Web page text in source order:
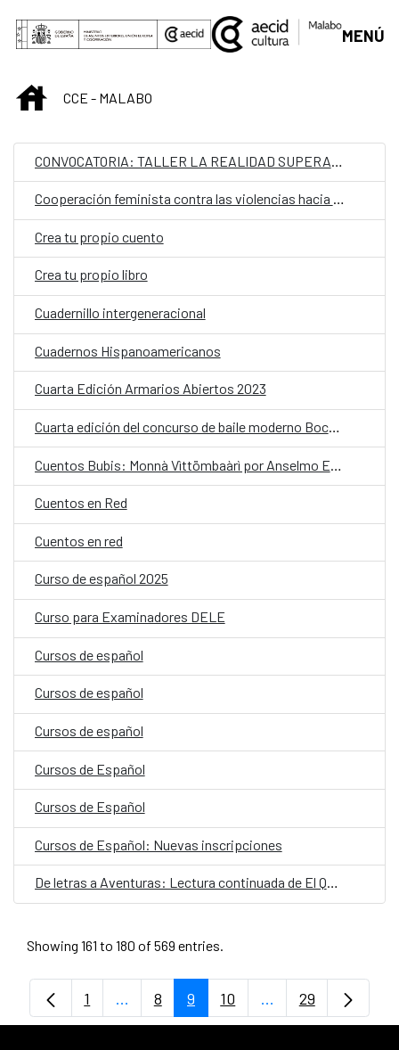
Skip to Main Content
MENÚ
INICIOCCE - MALABO
Cooperación feminista contra las violencias hacia mujeres y niñas en todo el mundo
Crea tu propio cuento
Crea tu propio libro
Cuadernillo intergeneracional
Cuadernos Hispanoamericanos
Cuarta Edición Armarios Abiertos 2023
Cuarta edición del concurso de baile moderno Boco dance
Cuentos en Red
Cuentos en red
Curso de español 2025
Curso para Examinadores DELE
Cursos de español
Cursos de español
Cursos de español
Cursos de Español
Cursos de Español
Cursos de Español: Nuevas inscripciones
De letras a Aventuras: Lectura continuada de El Quijote y de Cuentos de Abaá en el CCEM
Showing 161 to 180 of 569 entries.
Page
1 ...Intermediate Pages Use TAB to
Page
8 Page
9 Page
10 ...Intermediate
Page
29